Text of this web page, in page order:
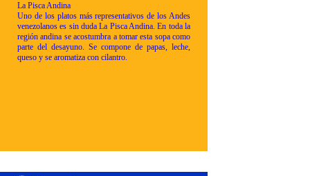
La Pisca Andina
Uno de los platos más representativos de los Andes
venezolanos es sin duda La Pisca Andina. En toda la
región andina se acostumbra a tomar esta sopa como
parte del desayuno. Se compone de papas, leche,
queso y se aromatiza con cilantro.